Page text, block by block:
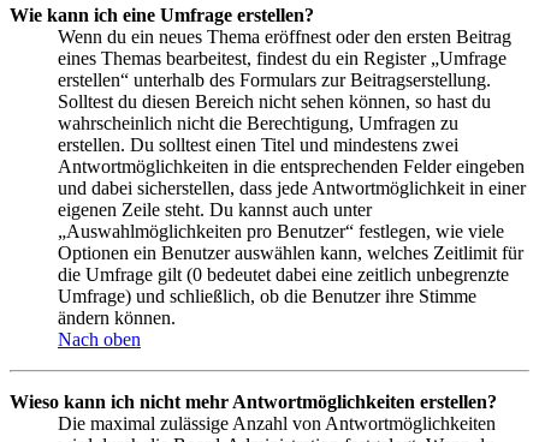
Wie kann ich eine Umfrage erstellen?
Wenn du ein neues Thema eröffnest oder den ersten Beitrag
eines Themas bearbeitest, findest du ein Register „Umfrage
erstellen“ unterhalb des Formulars zur Beitragserstellung.
Solltest du diesen Bereich nicht sehen können, so hast du
wahrscheinlich nicht die Berechtigung, Umfragen zu
erstellen. Du solltest einen Titel und mindestens zwei
Antwortmöglichkeiten in die entsprechenden Felder eingeben
und dabei sicherstellen, dass jede Antwortmöglichkeit in einer
eigenen Zeile steht. Du kannst auch unter
„Auswahlmöglichkeiten pro Benutzer“ festlegen, wie viele
Optionen ein Benutzer auswählen kann, welches Zeitlimit für
die Umfrage gilt (0 bedeutet dabei eine zeitlich unbegrenzte
Umfrage) und schließlich, ob die Benutzer ihre Stimme
ändern können.
Nach oben
Wieso kann ich nicht mehr Antwortmöglichkeiten erstellen?
Die maximal zulässige Anzahl von Antwortmöglichkeiten